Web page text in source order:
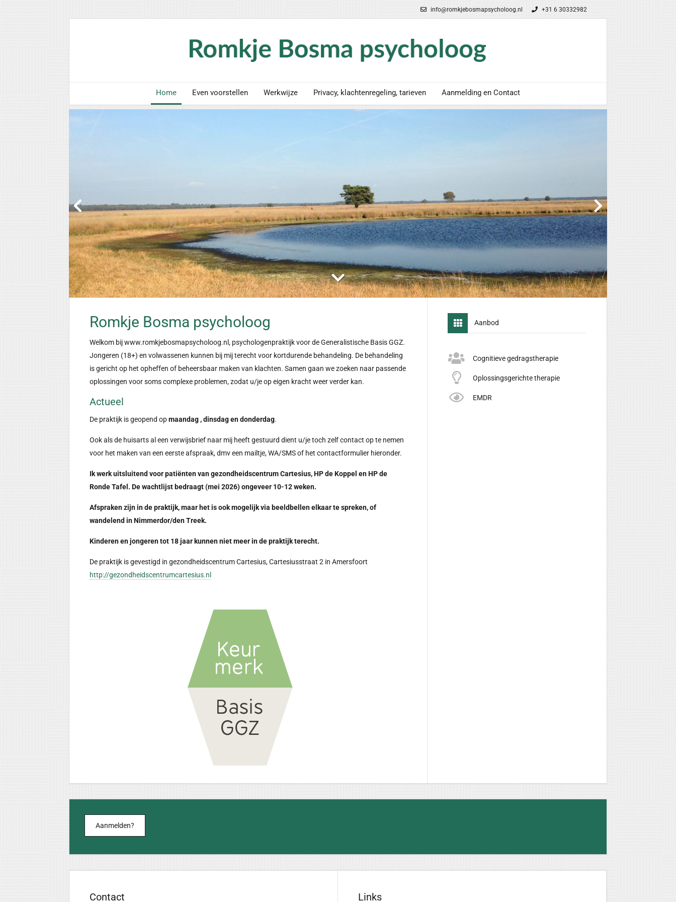
info@romkjebosmapsycholoog.nl +31 6 30332982
Home Even voorstellen Werkwijze Privacy, klachtenregeling, tarieven Aanmelding en Contact
Romkje Bosma psycholoog
Welkom bij www.romkjebosmapsycholoog.nl, psychologenpraktijk voor de Generalistische Basis GGZ.
Jongeren (18+) en volwassenen kunnen bij mij terecht voor kortdurende behandeling. De behandeling
is gericht op het opheffen of beheersbaar maken van klachten. Samen gaan we zoeken naar passende
oplossingen voor soms complexe problemen, zodat u/je op eigen kracht weer verder kan.
Actueel
De praktijk is geopend opmaandag , dinsdag en donderdag.
Ook als de huisarts al een verwijsbrief naar mij heeft gestuurd dient u/je toch zelf contact op te nemen
voor het maken van een eerste afspraak, dmv een mailtje, WA/SMS of het contactformulier hieronder.
Ik werk uitsluitend voorpatiënten van gezondheidscentrum Cartesius, HP de Koppel en HP de
Ronde Tafel. De wachtlijst bedraagt (mei 2026) ongeveer 10-12 weken.
Afspraken zijn in de praktijk, maar het is ook mogelijk via beeldbellen elkaar te spreken, of
wandelend in Nimmerdor/den Treek.
Kinderen en jongeren tot 18 jaar kunnen niet meer in de praktijk terecht.
De praktijk is gevestigd in gezondheidscentrum Cartesius, Cartesiusstraat 2 in Amersfoort
http://gezondheidscentrumcartesius.nl
Aanbod
Cognitieve gedragstherapie
Oplossingsgerichte therapie
EMDR
Aanmelden?
Contact Links